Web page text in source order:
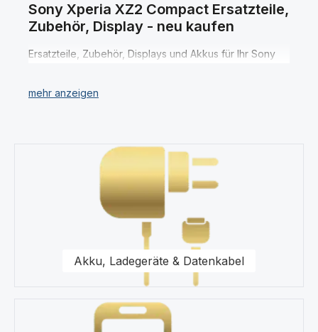
Sony Xperia XZ2 Compact Ersatzteile,
Zubehör, Display - neu kaufen
Ersatzteile, Zubehör, Displays und Akkus für Ihr Sony
Speicherkarten, Taschen, Universal Zubehör,
Displayfolie und Werkzeug.
Für uns stehen Qualität und Originalität unserer
Produkte für das Sony Xperia XZ2 Compact im
Vordergrund. Wir halten eine Vielzahl von Produkten
wie Displays und Schutzhüllen für Ihr Sony Xperia XZ2
Compact in unserem modernen Warenlager für Sie vor.
Kaufen Sie nur Original Zubehör vom Sony Xperia XZ2
Compact Fachhändler.
Kategoriegalerie überspringen
Akku, Ladegeräte & Datenkabel